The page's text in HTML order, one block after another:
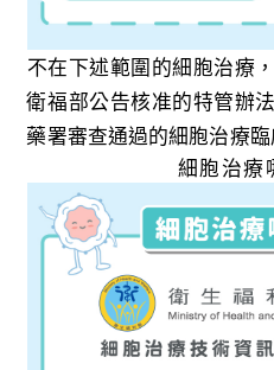
不在下述範圍的細胞治療
衛福部公告核准的特管辦
藥署審查通過的細胞治療
細胞治療